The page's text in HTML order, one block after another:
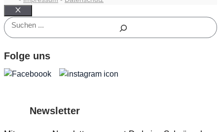
Schließen
Suchen
Folge uns
Newsletter